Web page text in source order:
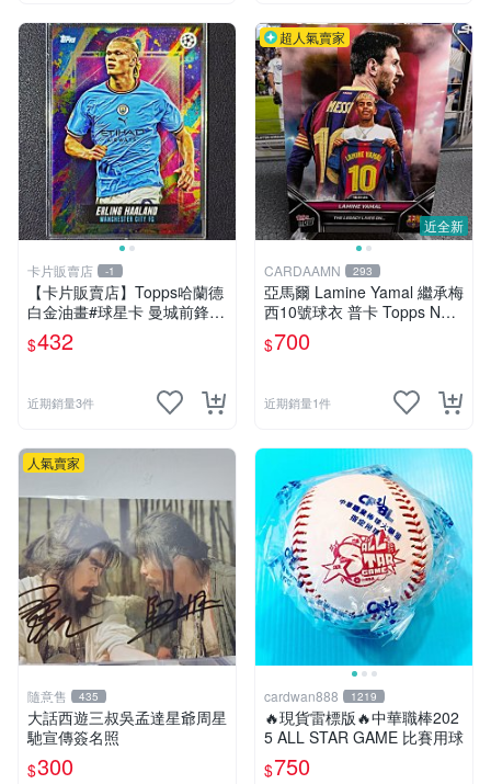
卡片販賣店 -1
【卡片販賣店】Topps哈蘭德
白金油畫#球星卡 曼城前鋒
英超金靴 歐冠冠
$432
近期銷量3件
近全新
超人氣賣家
CARDAAMN 293
亞馬爾 Lamine Yamal 繼承梅
西10號球衣 普卡 Topps Now
#373
$700
近期銷量1件
人氣賣家
隨意售 435
大話西遊三叔吳孟達星爺周星
馳宣傳簽名照
$300
cardwan888 1219
🔥現貨雷標版🔥中華職棒202
5 ALL STAR GAME 比賽用球
$750